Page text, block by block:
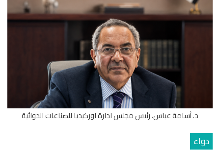
د. أسامة عباس، رئيس مجلس ادارة اوركيديا للصناعات الدوائية
دواء